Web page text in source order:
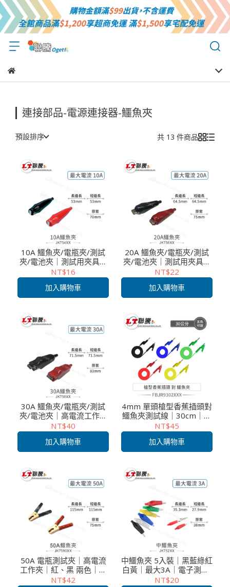
連接部品-電源連接器-鱷魚夾
預設排序 共 13 件商品
10A 鱷魚夾/電瓶夾/測試
夾/電池夾｜測試用夾具｜
紅、黑 兩色｜高導電性｜
工業級接頭
NT$16
加入購物車
20A 鱷魚夾/電瓶夾/測試
夾/電池夾｜測試用夾具｜
紅、黑 兩色｜高導電性｜
工業級接頭
NT$22
加入購物車
30A 鱷魚夾/電瓶夾/測試
夾/電池夾｜高電流工作夾
｜紅、黑 兩色｜電子儀器
連接夾｜工業級接頭
NT$40
加入購物車
4mm 單頭槍型香蕉插頭對
鱷魚夾測試線｜30cm｜五
色可選｜單條裝｜儀錶專
用連接線
NT$45
加入購物車
50A 電瓶測試夾｜高電流
工作夾｜紅、黑 兩色｜電
子儀器連接夾｜單顆
NT$42
中鱷魚夾 5入裝｜黑藍綠紅
白黃｜最大3A｜電子測試/
工作夾
NT$20